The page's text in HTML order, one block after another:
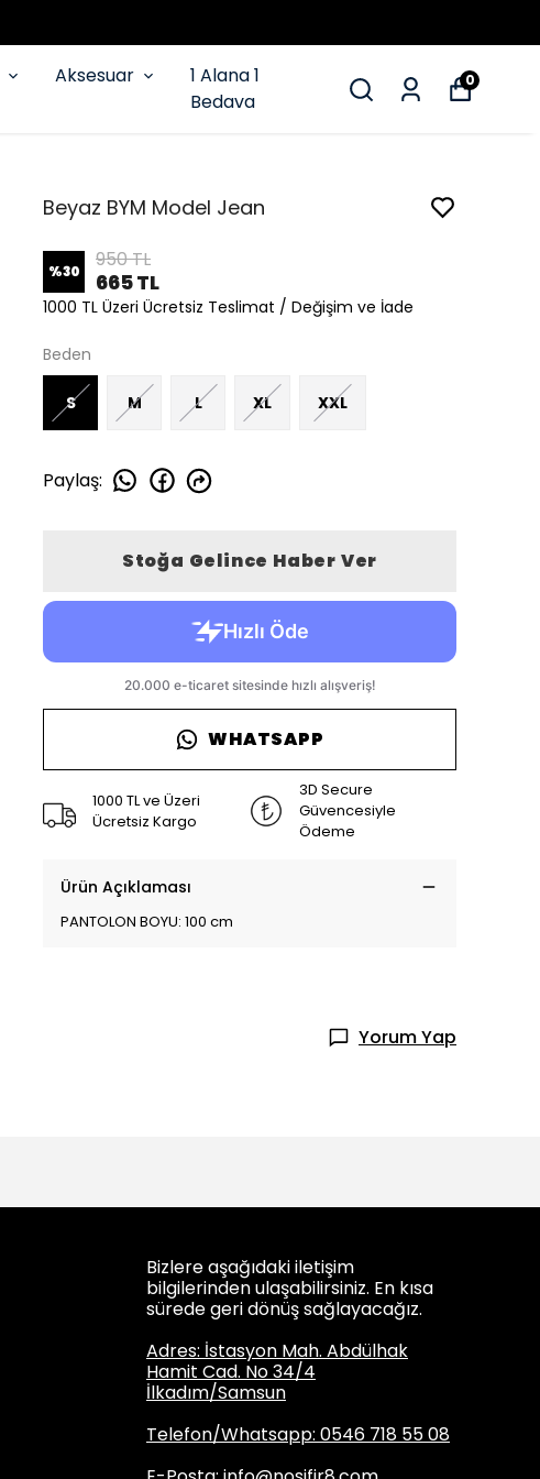
Aksesuar
1 Alana 1
Bedava
0
Beyaz BYM Model Jean
%30 950 TL
665 TL
1000 TL Üzeri Ücretsiz Teslimat / Değişim ve İade
Beden
S M L XL XXL
Paylaş:
Stoğa Gelince Haber Ver
WHATSAPP
1000 TL ve Üzeri
Ücretsiz Kargo
3D Secure
Güvencesiyle
Ödeme
Ürün Açıklaması
PANTOLON BOYU: 100 cm
Yorum Yap
Bizlere aşağıdaki iletişim
bilgilerinden ulaşabilirsiniz. En kısa
sürede geri dönüş sağlayacağız.
Adres: İstasyon Mah. Abdülhak
Hamit Cad. No 34/4
İlkadım/Samsun
Telefon/Whatsapp: 0546 718 55 08